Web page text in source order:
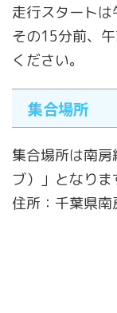
走行スタートは
その15分前、
ください。
集合場所
集合場所は南房
ブ）」となりま
住所：千葉県